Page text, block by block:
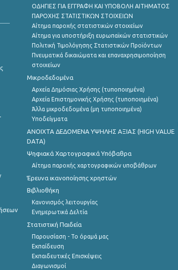
ΟΔΗΓΙΕΣ ΓΙΑ ΕΓΓΡΑΦΗ ΚΑΙ ΥΠΟΒΟΛΗ ΑΙΤΗΜΑΤΟΣ
ΠΑΡΟΧΗΣ ΣΤΑΤΙΣΤΙΚΩΝ ΣΤΟΙΧΕΙΩΝ
Αίτημα παροχής στατιστικών στοιχείων
Αίτημα για υποστήριξη ευρωπαϊκών στατιστικών
Πολιτική Τιμολόγησης Στατιστικών Προϊόντων
Πνευματικά δικαιώματα και επαναχρησιμοποίηση
στοιχείων
Μικροδεδομένα
Αρχεία Δημόσιας Χρήσης (τυποποιημένα)
Αρχεία Επιστημονικής Χρήσης (τυποποιημένα)
Άλλα μικροδεδομένα (μη τυποποιημένα)
Υποδείγματα
ANOIXTA ΔΕΔΟΜΕΝΑ ΥΨΗΛΗΣ ΑΞΙΑΣ (HIGH VALUE
DATA)
Ψηφιακά Χαρτογραφικά Υπόβαθρα
Αίτημα παροχής χαρτογραφικών υποβάθρων
Έρευνα ικανοποίησης χρηστών
Βιβλιοθήκη
Κανονισμός λειτουργίας
Ενημερωτικά Δελτία
Στατιστική Παιδεία
Παρουσίαση - Το όραμά μας
Εκπαίδευση
Εκπαιδευτικές Επισκέψεις
Διαγωνισμοί